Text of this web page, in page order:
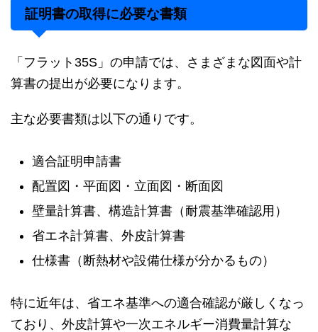
証明書の取得に必要な書類
「フラット35S」の申請では、さまざまな図面や計
算書の提出が必要になります。
主な必要書類は以下の通りです。
適合証明申請書
配置図・平面図・立面図・断面図
壁量計算書、構造計算書（耐震基準確認用）
省エネ計算書、外皮計算書
仕様書（断熱材や設備仕様が分かるもの）
特に近年は、省エネ基準への適合確認が厳しくなっ
ており、外皮計算や一次エネルギー消費量計算な